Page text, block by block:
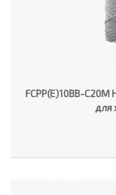
FCPP(E)10BB-
для